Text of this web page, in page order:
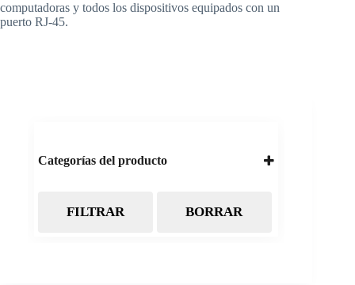
computadoras y todos los dispositivos equipados con un
puerto RJ-45.
Categorías del producto
Almacenamiento
FILTRAR BORRAR